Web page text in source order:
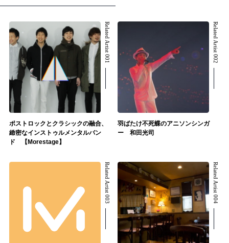
Related Artist 001
ポストロックとクラシックの融合、
緻密なインストゥルメンタルバン
ド 【Morestage】
Related Artist 002
羽ばたけ不死蝶のアニソンシンガ
ー 和田光司
Related Artist 003 Related Artist 004